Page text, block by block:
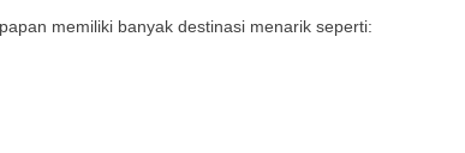
memiliki banyak destinasi menarik seperti: